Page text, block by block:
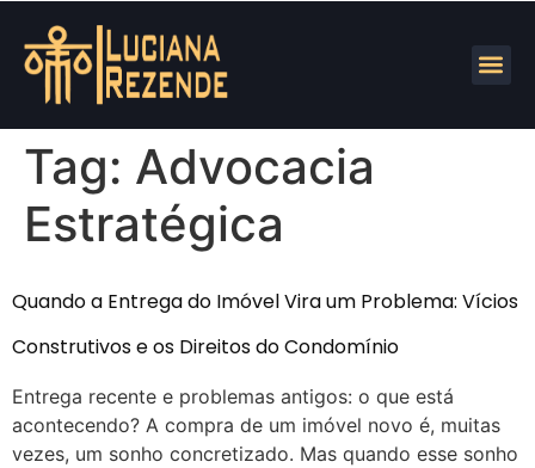
Tag: Advocacia
Estratégica
Quando a Entrega do Imóvel Vira um Problema: Vícios
Construtivos e os Direitos do Condomínio
Entrega recente e problemas antigos: o que está
acontecendo? A compra de um imóvel novo é, muitas
vezes, um sonho concretizado. Mas quando esse sonho